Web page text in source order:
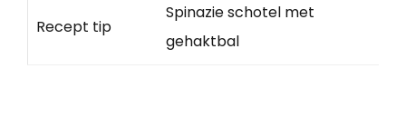
Recept tip
Spinazie schotel met
gehaktbal